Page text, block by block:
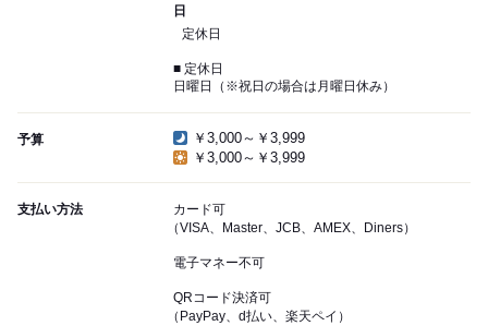
日
定休日
■ 定休日
日曜日（※祝日の場合は月曜日休み）
予算
￥3,000～￥3,999
￥3,000～￥3,999
支払い方法
カード可
（VISA、Master、JCB、AMEX、Diners）
電子マネー不可
QRコード決済可
（PayPay、d払い、楽天ペイ）